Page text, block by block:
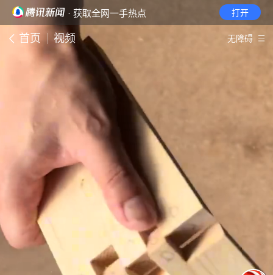
· 获取全网一手热点 打开
首页 视频 无障碍